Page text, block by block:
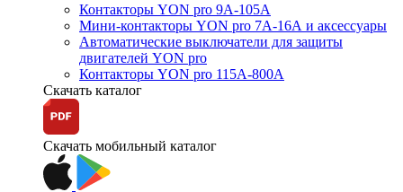
Контакторы YON pro 9А-105А
Мини-контакторы YON pro 7А-16А и аксессуары
Автоматические выключатели для защиты
двигателей YON pro
Контакторы YON pro 115А-800А
Скачать каталог
Скачать мобильный каталог